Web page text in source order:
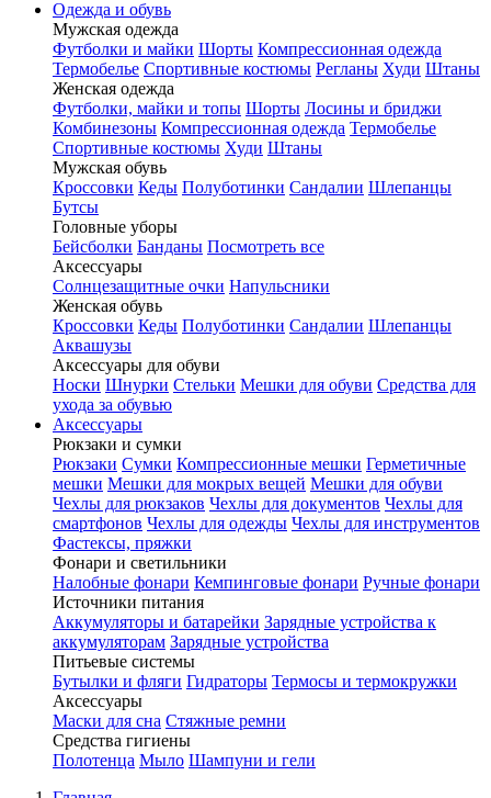
Одежда и обувь
Мужская одежда
Футболки и майки Шорты Компрессионная одежда
Термобелье Спортивные костюмы Регланы Худи Штаны
Женская одежда
Футболки, майки и топы Шорты Лосины и бриджи
Комбинезоны Компрессионная одежда Термобелье
Спортивные костюмы Худи Штаны
Мужская обувь
Кроссовки Кеды Полуботинки Сандалии Шлепанцы
Бутсы
Головные уборы
Бейсболки Банданы Посмотреть все
Аксессуары
Солнцезащитные очки Напульсники
Женская обувь
Кроссовки Кеды Полуботинки Сандалии Шлепанцы
Аквашузы
Аксессуары для обуви
Носки Шнурки Стельки Мешки для обуви Средства для
ухода за обувью
Аксессуары
Рюкзаки и сумки
Рюкзаки Сумки Компрессионные мешки Герметичные
мешки Мешки для мокрых вещей Мешки для обуви
Чехлы для рюкзаков Чехлы для документов Чехлы для
смартфонов Чехлы для одежды Чехлы для инструментов
Фастексы, пряжки
Фонари и светильники
Налобные фонари Кемпинговые фонари Ручные фонари
Источники питания
Аккумуляторы и батарейки Зарядные устройства к
аккумуляторам Зарядные устройства
Питьевые системы
Бутылки и фляги Гидраторы Термосы и термокружки
Аксессуары
Маски для сна Стяжные ремни
Средства гигиены
Полотенца Мыло Шампуни и гели